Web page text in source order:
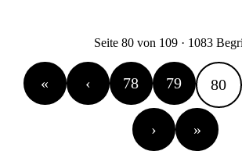
Seite 80 von 109 · 1083
« ‹ 78 79 80
› »